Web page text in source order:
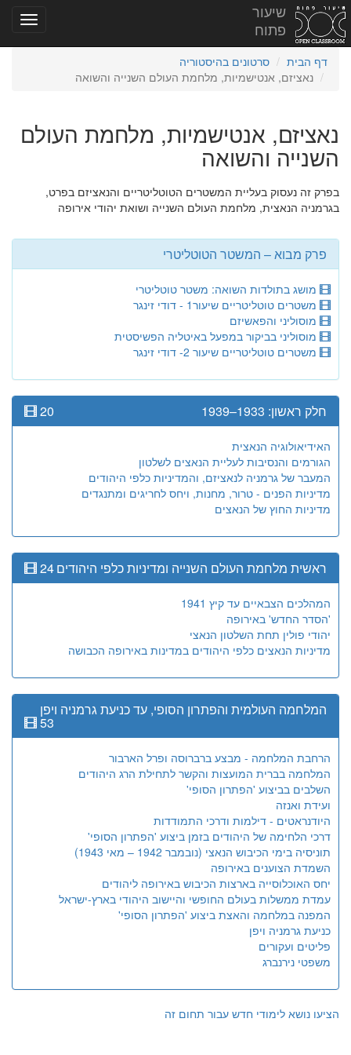
שיעור
פתוח
דף הבית
סרטונים בהיסטוריה
נאציזם, אנטישמיות, מלחמת העולם השנייה והשואה
נאציזם, אנטישמיות, מלחמת העולם
השנייה והשואה
בפרק זה נעסוק בעליית המשטרים הטוטליטריים והנאציזם בפרט,
בגרמניה הנאצית, מלחמת העולם השנייה ושואת יהודי אירופה
פרק מבוא – המשטר הטוטליטרי
מושג בתולדות השואה: משטר טוטליטרי
משטרים טוטליטריים שיעור1 - דודי זינגר
מוסוליני והפאשיזם
מוסוליני בביקור במפעל באיטליה הפשיסטית
משטרים טוטליטריים שיעור 2- דודי זינגר
חלק ראשון: 1933–1939 20
האידיאולוגיה הנאצית
הגורמים והנסיבות לעליית הנאצים לשלטון
המעבר של גרמניה לנאציזם, והמדיניות כלפי היהודים
מדיניות הפנים - טרור, מחנות, ויחס לחריגים ומתנגדים
מדיניות החוץ של הנאצים
ראשית מלחמת העולם השנייה ומדיניות כלפי היהודים24
המהלכים הצבאיים עד קיץ 1941
'הסדר החדש' באירופה
יהודי פולין תחת השלטון הנאצי
מדיניות הנאצים כלפי היהודים במדינות באירופה הכבושה
המלחמה העולמית והפתרון הסופי, עד כניעת גרמניה ויפן
53
הרחבת המלחמה - מבצע ברברוסה ופרל הארבור
המלחמה בברית המועצות והקשר לתחילת הרג היהודים
השלבים בביצוע 'הפתרון הסופי'
ועידת ואנזה
היודנראטים - דילמות ודרכי התמודדות
דרכי הלחימה של היהודים בזמן ביצוע 'הפתרון הסופי'
תוניסיה בימי הכיבוש הנאצי (נובמבר 1942 – מאי 1943)
השמדת הצוענים באירופה
יחס האוכלוסייה בארצות הכיבוש באירופה ליהודים
עמדת ממשלות בעולם החופשי והיישוב היהודי בארץ-ישראל
המפנה במלחמה והאצת ביצוע 'הפתרון הסופי'
כניעת גרמניה ויפן
פליטים ועקורים
משפטי נירנברג
הציעו נושא לימודי חדש עבור תחום זה